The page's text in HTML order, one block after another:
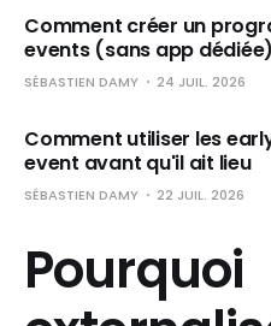
Comment créer un
events (sans app dédiée)
SÉBASTIEN DAMY 24 JUIL. 2026
Comment utiliser les
event avant qu'il ait lieu
SÉBASTIEN DAMY 22 JUIL. 2026
Pourquoi